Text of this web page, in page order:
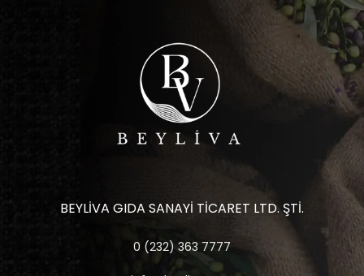
BEYLİVA GIDA SANAYİ TİCARET LTD. ŞTİ.
0 (232) 363 7777